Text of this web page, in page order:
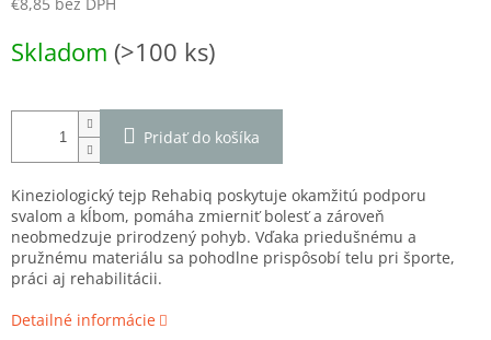
€8,85 bez DPH
cena:
Skladom (>100 ks)
Pridať do košíka
Kineziologický tejp Rehabiq poskytuje okamžitú podporu
svalom a kĺbom, pomáha zmierniť bolesť a zároveň
neobmedzuje prirodzený pohyb. Vďaka priedušnému a
pružnému materiálu sa pohodlne prispôsobí telu pri športe,
práci aj rehabilitácii.
Detailné informácie